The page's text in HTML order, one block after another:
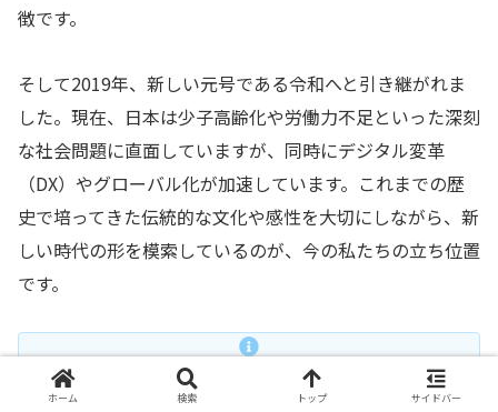
徴です。
そして2019年、新しい元号である令和へと引き継がれま
した。現在、日本は少子高齢化や労働力不足といった深刻
な社会問題に直面していますが、同時にデジタル変革
（DX）やグローバル化が加速しています。これまでの歴
史で培ってきた伝統的な文化や感性を大切にしながら、新
しい時代の形を模索しているのが、今の私たちの立ち位置
です。
日本の元号は、大化（たいか）から始まって令和（れ
ホーム 検索 トップ サイドバー